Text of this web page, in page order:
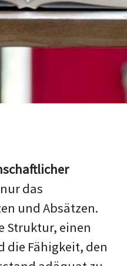
das
und Absätzen.
Struktur, einen
die Fähigkeit, den